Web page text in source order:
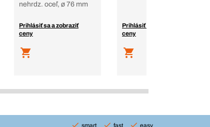
nehrdz. oceľ, ø 76 mm
Prihlásiť sa a zobraziť
ceny
Prihlásiť sa a zobraziť
ceny
smart fast easy